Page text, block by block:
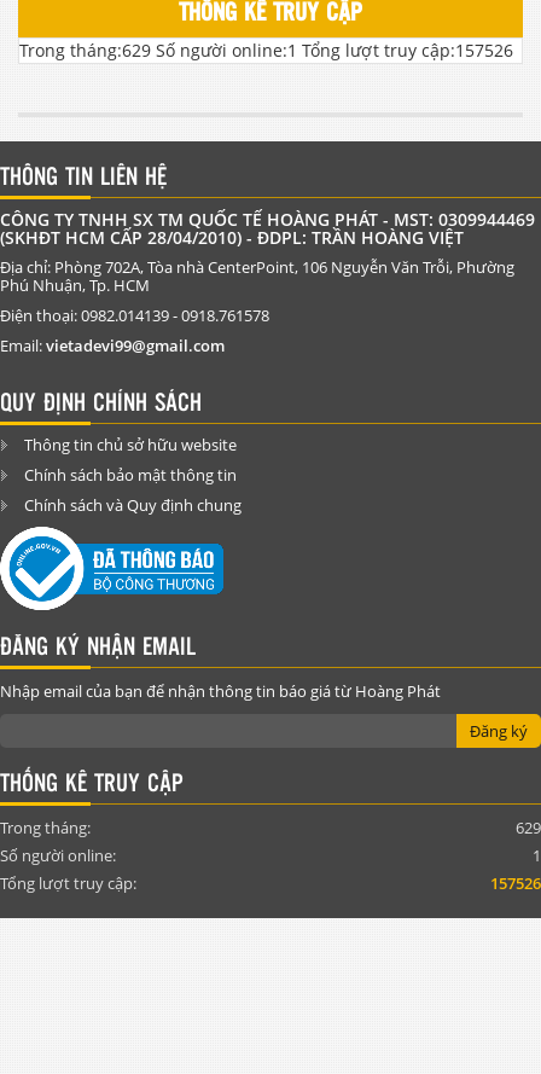
THỐNG KÊ TRUY CẬP
Trong tháng:629 Số người online:1 Tổng lượt truy cập:157526
THÔNG TIN LIÊN HỆ
CÔNG TY TNHH SX TM QUỐC TẾ HOÀNG PHÁT - MST: 0309944469
(SKHĐT HCM CẤP 28/04/2010) - ĐDPL: TRẦN HOÀNG VIỆT
Địa chỉ: Phòng 702A, Tòa nhà CenterPoint, 106 Nguyễn Văn Trỗi, Phường
Phú Nhuận, Tp. HCM
Điện thoại: 0982.014139 - 0918.761578
Email:vietadevi99@gmail.com
QUY ĐỊNH CHÍNH SÁCH
Thông tin chủ sở hữu website
Chính sách bảo mật thông tin
Chính sách và Quy định chung
ĐĂNG KÝ NHẬN EMAIL
Nhập email của bạn để nhận thông tin báo giá từ Hoàng Phát
Đăng ký
THỐNG KÊ TRUY CẬP
Trong tháng:
629
Số người online:
1
Tổng lượt truy cập:
157526